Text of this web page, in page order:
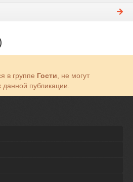
в группе Гости, не могут
данной публикации.